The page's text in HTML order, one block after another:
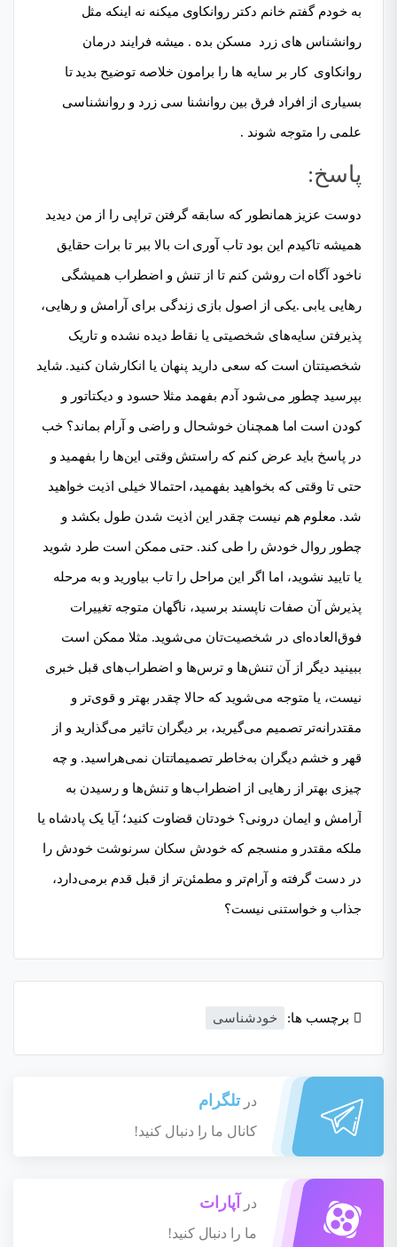
به خودم گفتم خانم دکتر روانکاوی میکنه نه اینکه مثل
روانشناس های زرد مسکن بده . میشه فرایند درمان
روانکاوی کار بر سایه ها را برامون خلاصه توضیح بدید تا
بسیاری از افراد فرق بین روانشنا سی زرد و روانشناسی
علمی را متوجه شوند .
پاسخ:
دوست عزیز همانطور که سابقه گرفتن تراپی را از من دیدید
همیشه تاکیدم این بود تاب آوری ات بالا ببر تا برات حقایق
ناخود آگاه ات روشن کنم تا از تنش و اضطراب همیشگی
رهایی یابی .یکی از اصول بازی زندگی برای آرامش و رهایی،
پذیرفتن سایه‌های شخصیتی یا نقاط دیده نشده و تاریک
شخصیتتان است که سعی دارید پنهان یا انکارشان کنید. شاید
بپرسید چطور می‌شود آدم بفهمد مثلا حسود و دیکتاتور و
کودن است اما همچنان خوشحال و راضی و آرام بماند؟ ‌خب
در پاسخ باید عرض کنم که راستش وقتی این‌ها را بفهمید و
حتی تا وقتی که بخواهید بفهمید، احتمالا خیلی اذیت خواهید
شد. معلوم هم نیست چقدر این اذیت شدن طول بکشد و
چطور روال خودش را طی کند. حتی ممکن است طرد شوید
یا تایید نشوید، اما اگر این مراحل را تاب بیاورید و به مرحله
پذیرش آن صفات ناپسند برسید، ناگهان متوجه تغییرات
فوق‌العاده‌ای در شخصیت‌تان می‌شوید. مثلا ممکن است
ببینید دیگر از آن تنش‌ها و ترس‌ها و اضطراب‌های قبل خبری
نیست، یا متوجه می‌شوید که حالا چقدر بهتر و قوی‌تر و
مقتدرانه‌تر تصمیم می‌گیرید، بر دیگران تاثیر می‌گذارید و از
قهر و خشم دیگران به‌خاطر تصمیماتتان نمی‌هراسید. ‌و چه
چیزی بهتر از رهایی از اضطراب‌ها و تنش‌ها و رسیدن به
آرامش و ایمان درونی؟ ‌خودتان قضاوت کنید؛ آیا یک پادشاه یا
ملکه مقتدر و منسجم که خودش سکان سرنوشت خودش را
در دست گرفته و آرام‌تر و مطمئن‌تر از قبل قدم برمی‌دارد،
جذاب و خواستنی نیست؟
برچسب ها: خودشناسی
در تلگرام
کانال ما را دنبال کنید!
در آپارات
ما را دنبال کنید!